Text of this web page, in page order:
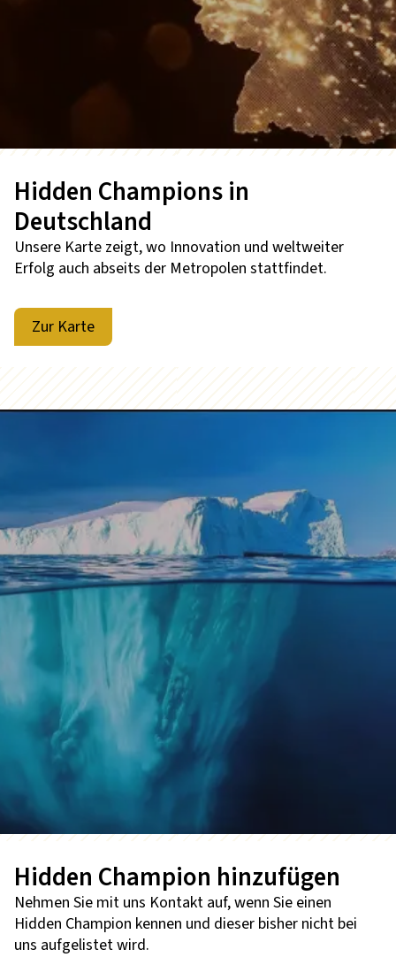
Hidden Champions in
Deutschland
Unsere Karte zeigt, wo Innovation und weltweiter
Erfolg auch abseits der Metropolen stattfindet.
Zur Karte
Hidden Champion hinzufügen
Nehmen Sie mit uns Kontakt auf, wenn Sie einen
Hidden Champion kennen und dieser bisher nicht bei
uns aufgelistet wird.